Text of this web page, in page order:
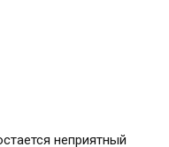
неприятный